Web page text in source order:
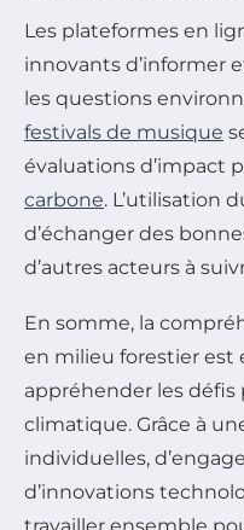
Les plateformes en
innovants d’informer
les questions
festivals de musique
évaluations d’impact
carbone. L’utilisation
d’échanger des
d’autres acteurs à
En somme, la
en milieu forestier est
appréhender les
climatique. Grâce à
individuelles,
d’innovations